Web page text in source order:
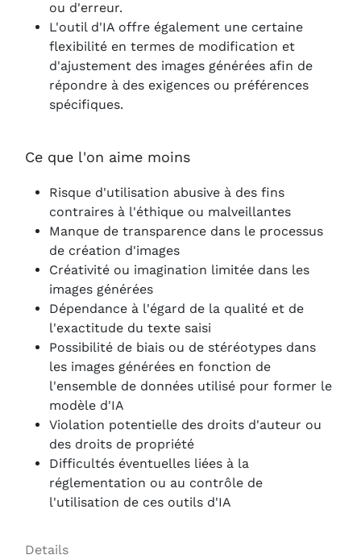
ou d'erreur.
L'outil d'IA offre également une certaine
flexibilité en termes de modification et
d'ajustement des images générées afin de
répondre à des exigences ou préférences
spécifiques.
Ce que l'on aime moins
Risque d'utilisation abusive à des fins
contraires à l'éthique ou malveillantes
Manque de transparence dans le processus
de création d'images
Créativité ou imagination limitée dans les
images générées
Dépendance à l'égard de la qualité et de
l'exactitude du texte saisi
Possibilité de biais ou de stéréotypes dans
les images générées en fonction de
l'ensemble de données utilisé pour former le
modèle d'IA
Violation potentielle des droits d'auteur ou
des droits de propriété
Difficultés éventuelles liées à la
réglementation ou au contrôle de
l'utilisation de ces outils d'IA
Details